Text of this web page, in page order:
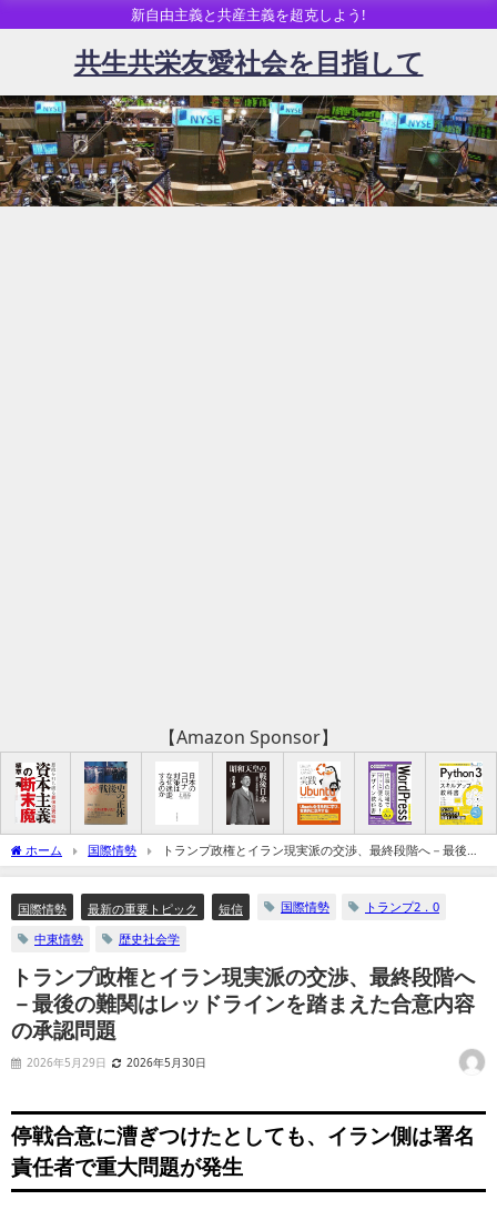
新自由主義と共産主義を超克しよう!
共生共栄友愛社会を目指して
【Amazon Sponsor】
ホーム 国際情勢
トランプ政権とイラン現実派の交渉、最終段階へ－最後の
難関はレッドラインを踏まえた合意内容の承認問題
国際情勢 最新の重要トピック 短信 国際情勢
トランプ2．0
中東情勢
歴史社会学
トランプ政権とイラン現実派の交渉、最終段階へ
－最後の難関はレッドラインを踏まえた合意内容
の承認問題
2026年5月29日 2026年5月30日
停戦合意に漕ぎつけたとしても、イラン側は署名
責任者で重大問題が発生